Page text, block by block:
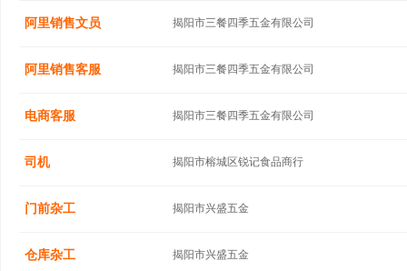
阿里销售文员 揭阳市三餐四季五金有限公司
阿里销售客服 揭阳市三餐四季五金有限公司
电商客服 揭阳市三餐四季五金有限公司
司机 揭阳市榕城区锐记食品商行
门前杂工 揭阳市兴盛五金
仓库杂工 揭阳市兴盛五金